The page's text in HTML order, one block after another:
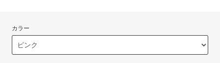
カラー